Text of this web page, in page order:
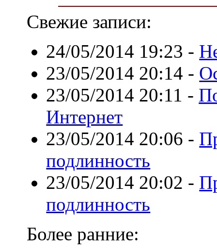
Свежие записи:
24/05/2014 19:23 -
23/05/2014 20:14 -
23/05/2014 20:11 -
Интернет
23/05/2014 20:06 -
подлинность
23/05/2014 20:02 -
подлинность
Более ранние: